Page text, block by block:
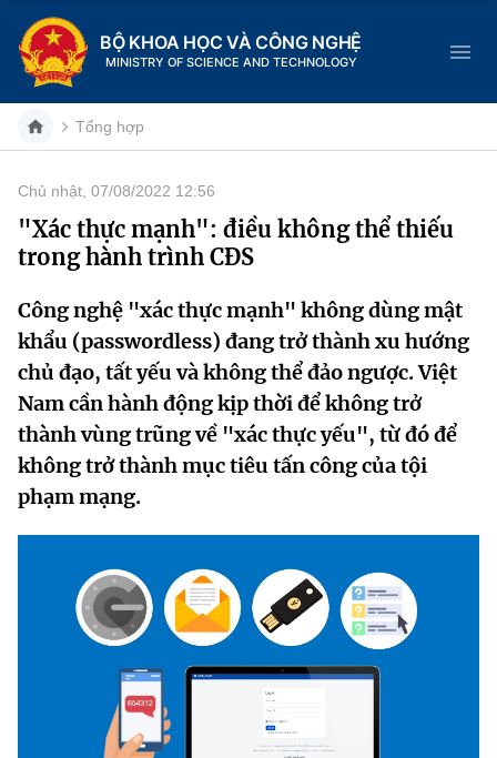
BỘ KHOA HỌC VÀ CÔNG NGHỆ
MINISTRY OF SCIENCE AND TECHNOLOGY
Danh mục
Trang chủ
Giới thiệu
Chức năng nhiệm vụ
Cơ cấu tổ chức
Lịch sử phát triển
Tin tức sự kiện
Khoa học và Công nghệ
Đổi mới sáng tạo
Bưu chính, Viễn thông
Sở hữu trí tuệ
Tiêu chuẩn, đo lường, chất lượng
Năng lượng nguyên tử
Hệ thống văn bản
Văn bản chỉ đạo điều hành
Lấy ý kiến người dân về dự thảo VBQPPL
THỐNG KÊ
Khoa học và Công nghệ
Đổi mới sáng tạo
Chuyển đổi số
Multimedia
THƯ ĐIỆN TỬ
Tổng hợp
Chủ nhật, 07/08/2022 12:56
"Xác thực mạnh": điều không thể thiếu
trong hành trình CĐS
Công nghệ "xác thực mạnh" không dùng mật
khẩu (passwordless) đang trở thành xu hướng
chủ đạo, tất yếu và không thể đảo ngược. Việt
Nam cần hành động kịp thời để không trở
thành vùng trũng về "xác thực yếu", từ đó để
không trở thành mục tiêu tấn công của tội
phạm mạng.